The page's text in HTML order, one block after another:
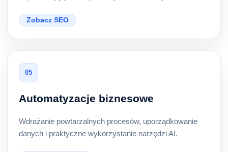
Zobacz SEO
05
Automatyzacje biznesowe
Wdrażanie powtarzalnych procesów, uporządkowanie
danych i praktyczne wykorzystanie narzędzi AI.